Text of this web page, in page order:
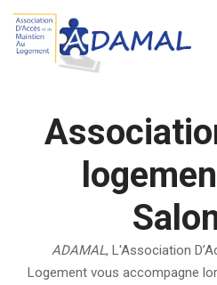
ADAMAL, L'Association
Logement vous accompagne